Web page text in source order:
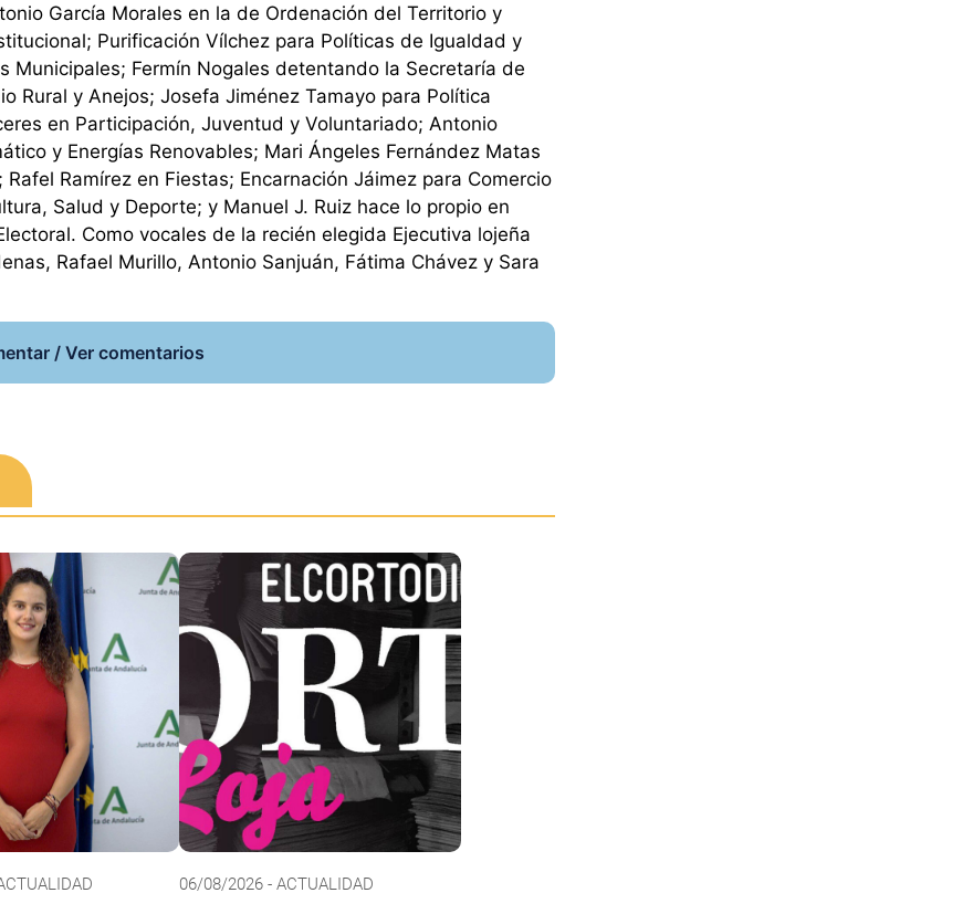
García Morales en la de Ordenación del Territorio y
Purificación Vílchez para Políticas de Igualdad y
Municipales; Fermín Nogales detentando la Secretaría de
Rural y Anejos; Josefa Jiménez Tamayo para Política
en Participación, Juventud y Voluntariado; Antonio
y Energías Renovables; Mari Ángeles Fernández Matas
Ramírez en Fiestas; Encarnación Jáimez para Comercio
Salud y Deporte; y Manuel J. Ruiz hace lo propio en
Como vocales de la recién elegida Ejecutiva lojeña
Rafael Murillo, Antonio Sanjuán, Fátima Chávez y Sara
/ Ver comentarios
06/08/2026 - ACTUALIDAD